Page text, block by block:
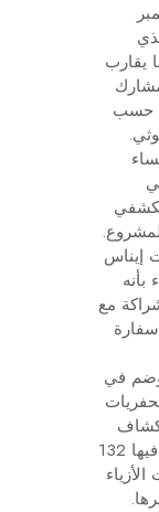
سبتمبر
على ما يقارب
منه 25 ألف مشارك
حسب
إيناس
بأنه
مع
شخص وضم في
أثريا بمشاركة 3150 كشاف
وأيضا 66 ورشة حرف يدوية ساهم فيها 132